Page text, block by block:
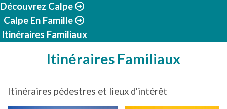
Découvrez Calpe
Calpe En Famille
Itinéraires Familiaux
Itinéraires Familiaux
Itinéraires pédestres et lieux d'intérêt